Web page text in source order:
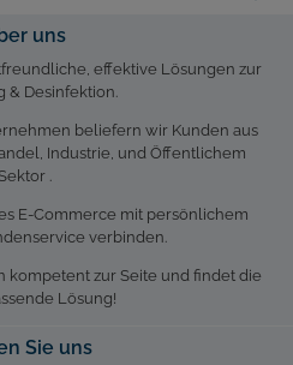
uns
effektive Lösungen zur
& Desinfektion.
beliefern wir Kunden aus
Industrie, und Öffentlichem
.
E-Commerce mit persönlichem
verbinden.
kompetent zur Seite und findet die
Lösung!
Sie uns